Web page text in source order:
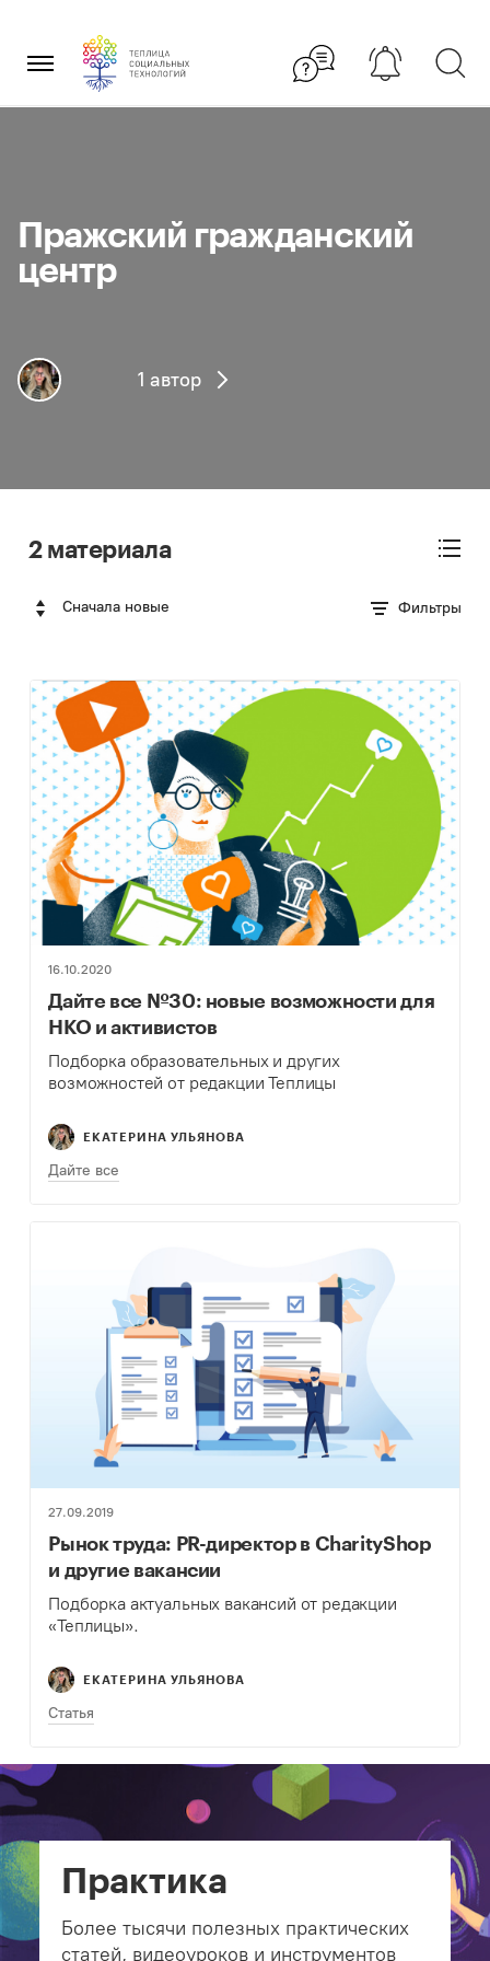
Пражский гражданский
центр
1 автор
2 материала
Сначала новые Фильтры
16.10.2020
Дайте все №30: новые возможности для
НКО и активистов
Подборка образовательных и других
возможностей от редакции Теплицы
ЕКАТЕРИНА УЛЬЯНОВА
Дайте все
27.09.2019
Рынок труда: PR-директор в CharityShop
и другие вакансии
Подборка актуальных вакансий от редакции
«Теплицы».
ЕКАТЕРИНА УЛЬЯНОВА
Статья
Практика
Более тысячи полезных практических
статей, видеоуроков и инструментов